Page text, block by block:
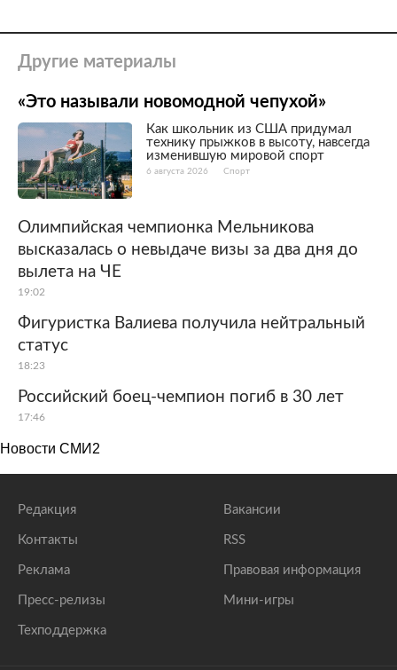
Другие материалы
«Это называли новомодной чепухой»
Как школьник из США придумал
технику прыжков в высоту, навсегда
изменившую мировой спорт
6 августа 2026 Спорт
Олимпийская чемпионка Мельникова
высказалась о невыдаче визы за два дня до
вылета на ЧЕ
19:02
Фигуристка Валиева получила нейтральный
статус
18:23
Российский боец-чемпион погиб в 30 лет
17:46
Новости СМИ2
Редакция
Контакты
Реклама
Пресс-релизы
Техподдержка
Вакансии
RSS
Правовая информация
Мини-игры